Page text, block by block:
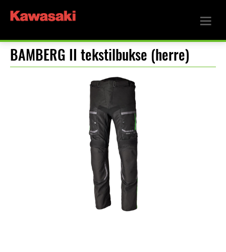
BAMBERG II tekstilbukse (herre)